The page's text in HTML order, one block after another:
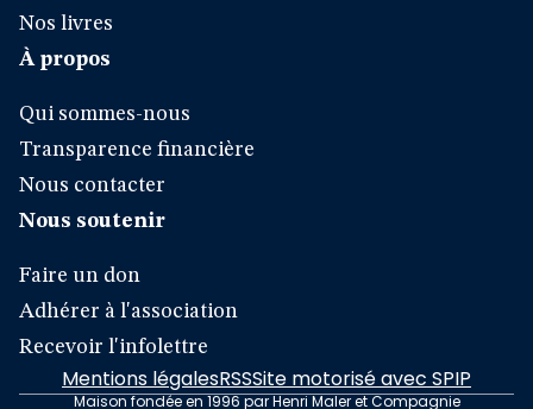
Nos livres
À propos
Qui sommes-nous
Transparence financière
Nous contacter
Nous soutenir
Faire un don
Adhérer à l'association
Recevoir l'infolettre
Mentions légalesRSSSite motorisé avec SPIP
Maison fondée en 1996 par Henri Maler et Compagnie